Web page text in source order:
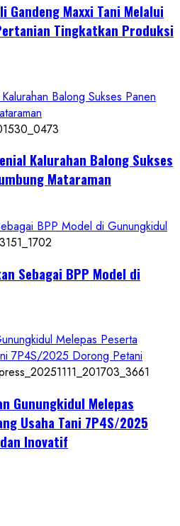
Gandeng Maxxi Tani Melalui
Tingkatkan Produksi
Balong Sukses Panen
Kalurahan Balong Sukses
Mataraman
BPP Model di Gunungkidul
Sebagai BPP Model di
Melepas Peserta
7P4S/2025 Dorong Petani
Gunungkidul Melepas
Usaha Tani 7P4S/2025
Inovatif